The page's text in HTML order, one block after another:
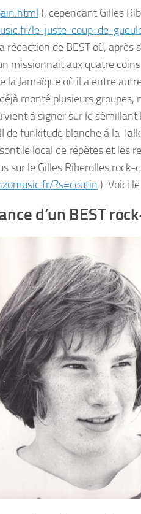
), cependant Gilles
le-juste-coup-de-
rédaction de BEST où,
missionnait aux quatre
Jamaïque où il a entre
monté plusieurs groupes,
à signer sur le
de funkitude blanche à la
le local de répètes et les
sur le Gilles Riberolles rock-
?s=coutin ). Voici
d’un BEST